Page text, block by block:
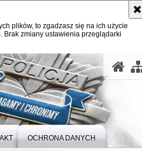
plików, to zgadzasz się na ich użycie
zmiany ustawienia przeglądarki
OCHRONA DANYCH